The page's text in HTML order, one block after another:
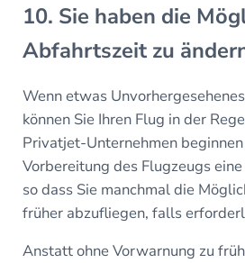
10. Sie haben die
Abfahrtszeit zu
Wenn etwas
können Sie Ihren Flug in der
Privatjet-Unternehmen
Vorbereitung des Flugzeugs
so dass Sie manchmal die
früher abzufliegen, falls
Anstatt ohne Vorwarnung zu